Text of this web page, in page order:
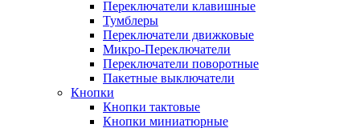
Переключатели клавишные
Тумблеры
Переключатели движковые
Микро-Переключатели
Переключатели поворотные
Пакетные выключатели
Кнопки
Кнопки тактовые
Кнопки миниатюрные